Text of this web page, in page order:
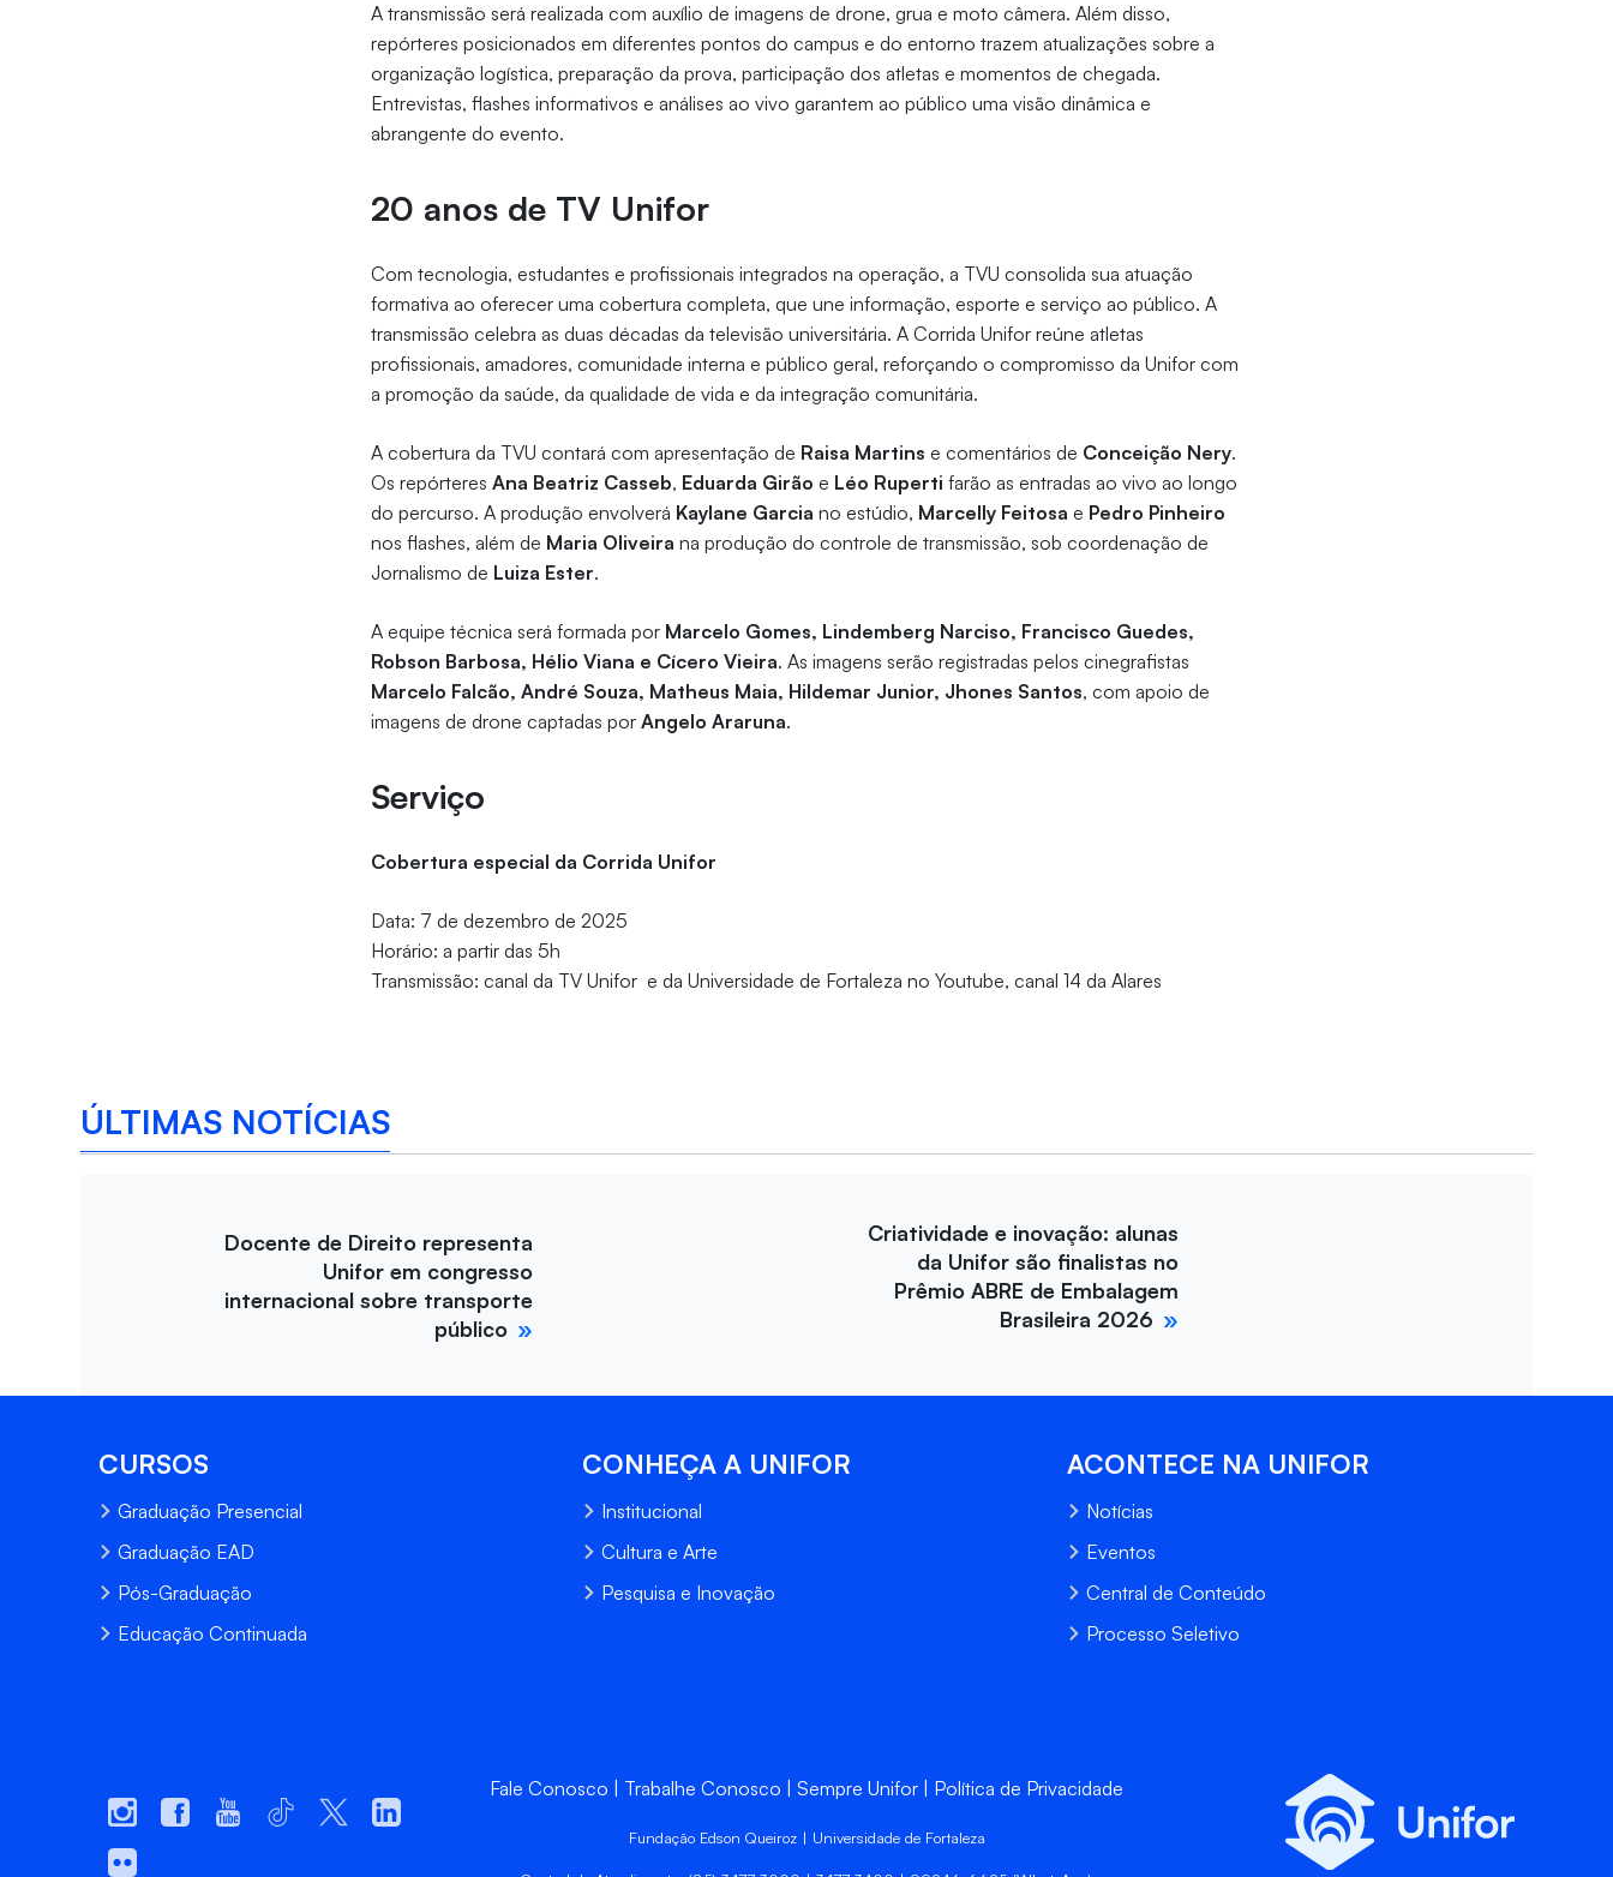
A transmissão será realizada com auxílio de imagens de drone, grua e moto câmera. Além disso,
repórteres posicionados em diferentes pontos do campus e do entorno trazem atualizações sobre a
organização logística, preparação da prova, participação dos atletas e momentos de chegada.
Entrevistas, flashes informativos e análises ao vivo garantem ao público uma visão dinâmica e
abrangente do evento.
20 anos de TV Unifor
Com tecnologia, estudantes e profissionais integrados na operação, a TVU consolida sua atuação
formativa ao oferecer uma cobertura completa, que une informação, esporte e serviço ao público. A
transmissão celebra as duas décadas da televisão universitária. A Corrida Unifor reúne atletas
profissionais, amadores, comunidade interna e público geral, reforçando o compromisso da Unifor com
a promoção da saúde, da qualidade de vida e da integração comunitária.
A cobertura da TVU contará com apresentação de Raisa Martins e comentários de Conceição Nery.
Os repórteresAna Beatriz Casseb, Eduarda Girão e Léo Ruperti farão as entradas ao vivo ao longo
do percurso. A produção envolverá Kaylane Garcia no estúdio, Marcelly Feitosa e Pedro Pinheiro
nos flashes, além de Maria Oliveira na produção do controle de transmissão, sob coordenação de
Jornalismo de Luiza Ester.
A equipe técnica será formada por Marcelo Gomes, Lindemberg Narciso, Francisco Guedes,
Robson Barbosa, Hélio Viana e Cícero Vieira. As imagens serão registradas pelos cinegrafistas
Marcelo Falcão, André Souza, Matheus Maia, Hildemar Junior, Jhones Santos, com apoio de
imagens de drone captadas porAngelo Araruna.
Serviço
Cobertura especial da Corrida Unifor
Data: 7 de dezembro de 2025
Horário: a partir das 5h
Transmissão: canal da TV Unifor e da Universidade de Fortaleza no Youtube, canal 14 da Alares
ÚLTIMAS NOTÍCIAS
Docente de Direito representa
Unifor em congresso
internacional sobre transporte
público
Criatividade e inovação: alunas
da Unifor são finalistas no
Prêmio ABRE de Embalagem
Brasileira 2026
CURSOS
Graduação Presencial
Graduação EAD
Pós-Graduação
Educação Continuada
CONHEÇA A UNIFOR
Institucional
Cultura e Arte
Pesquisa e Inovação
ACONTECE NA UNIFOR
Notícias
Eventos
Central de Conteúdo
Processo Seletivo
Fale Conosco Trabalhe Conosco Sempre Unifor Política de Privacidade
Fundação Edson Queiroz | Universidade de Fortaleza